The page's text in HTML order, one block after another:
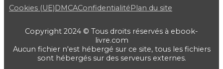
Cookies (UE)DMCAConfidentialitéPlan du site
Copyright 2024 © Tous droits réservés à ebook-
livre.com
Aucun fichier n'est hébergé sur ce site, tous les fichiers
sont hébergés sur des serveurs externes.